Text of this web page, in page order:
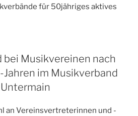
für 50jähriges aktives
Musikvereinen nach
im Musikverband
Untermain
an Vereinsvertreterinnen und -